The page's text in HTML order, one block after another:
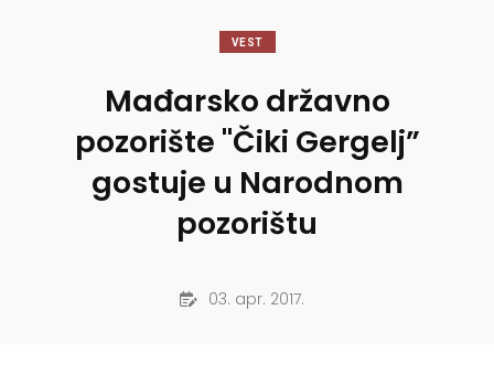
VEST
Mađarsko državno
pozorište "Čiki Gergelj”
gostuje u Narodnom
pozorištu
03. apr. 2017.